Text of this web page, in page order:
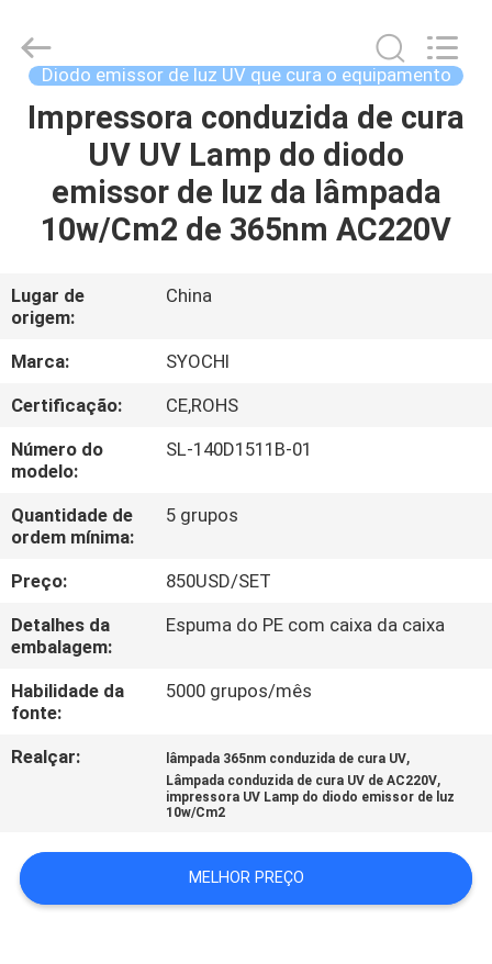
CASA
PRODUTOS
NÓS
EXCURSÃO
DA
FÁBRICA
CONTROLE
DA
QUALIDADE
CONTACTE-
NOS
NOTÍCIA
UMAS
CITAÇÕES
Shenzhen
Syochi
Electronics
Rights
Diodo emissor de luz UV que cura o equipamento
Impressora conduzida de cura
UV UV Lamp do diodo
emissor de luz da lâmpada
10w/Cm2 de 365nm AC220V
Lugar de
origem:
China
Marca:
SYOCHI
Certificação:
CE,ROHS
Número do
modelo:
SL-140D1511B-01
Quantidade de
ordem mínima:
5 grupos
Preço:
850USD/SET
Detalhes da
embalagem:
Espuma do PE com caixa da caixa
Habilidade da
fonte:
5000 grupos/mês
Realçar: lâmpada 365nm conduzida de cura UV,
Lâmpada conduzida de cura UV de AC220V,
impressora UV Lamp do diodo emissor de luz
10w/Cm2
MELHOR PREÇO